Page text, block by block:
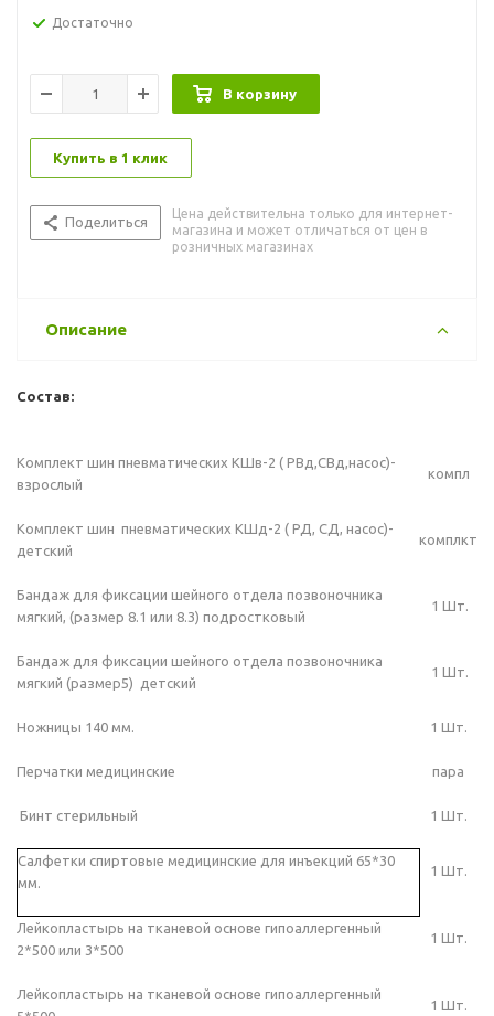
Достаточно
В корзину
Купить в 1 клик
Поделиться
Цена действительна только для интернет-
магазина и может отличаться от цен в
розничных магазинах
Описание
Состав:
Комплект шин пневматических КШв-2 ( РВд,СВд,насос)-
взрослый
компл
Комплект шин пневматических КШд-2 ( РД, СД, насос)-
детский
комплкт
Бандаж для фиксации шейного отдела позвоночника
мягкий, (размер 8.1 или 8.3) подростковый
1 Шт.
Бандаж для фиксации шейного отдела позвоночника
мягкий (размер5) детский
1 Шт.
Ножницы 140 мм. 1 Шт.
Перчатки медицинские пара
Бинт стерильный 1 Шт.
Салфетки спиртовые медицинские для инъекций 65*30
мм.
1 Шт.
Лейкопластырь на тканевой основе гипоаллергенный
2*500 или 3*500
1 Шт.
Лейкопластырь на тканевой основе гипоаллергенный
1 Шт.